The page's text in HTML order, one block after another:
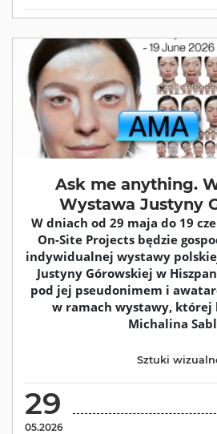
Ask me anything.
Wystawa Justyny
W dniach od 29 maja do 19
On-Site Projects będzie
indywidualnej wystawy
Justyny Górowskiej w
pod jej pseudonimem i
w ramach wystawy,
Michalina
29
05.2026
Sztuki